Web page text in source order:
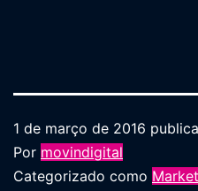
1 de março de 2016
Por movindigital
Categorizado como